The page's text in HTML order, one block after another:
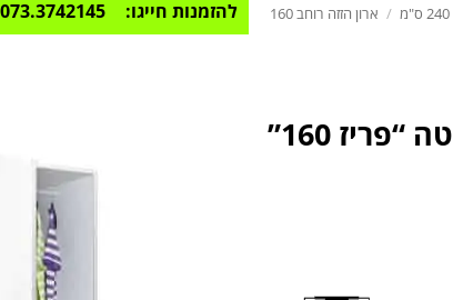
/ ארון הזזה רוחב 160 להזמנות חייגו: 073.3742145